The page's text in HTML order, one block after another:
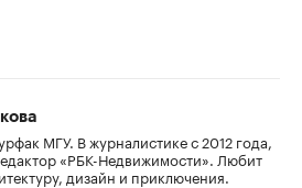
МГУ. В журналистике с 2012 года,
«РБК-Недвижимости». Любит
дизайн и приключения.